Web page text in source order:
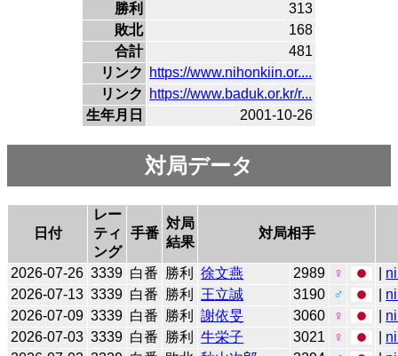
勝利
313
敗北
168
合計
481
リンク
https://www.nihonkiin.or....
リンク
https://www.baduk.or.kr/r...
生年月日
2001-10-26
対局データ
日付
レー
ティ
ング
手番
対局
結果
対局相手
2026-07-26 3339 白番 勝利 徐文燕 2989 ♀
2026-07-13 3339 白番 勝利 王立誠 3190 ♂
2026-07-09 3339 白番 勝利 謝依旻 3060 ♀
2026-07-03 3339 白番 勝利 牛栄子 3021 ♀